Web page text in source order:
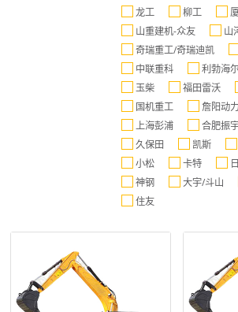
龙工
柳工
山重建机-众友
山
奇瑞重工/奇瑞迪凯
中联重科
利勃海
玉柴
福田雷沃
国机重工
詹阳动
上海彭浦
合肥振
久保田
凯斯
小松
卡特
神钢
大宇/斗山
住友